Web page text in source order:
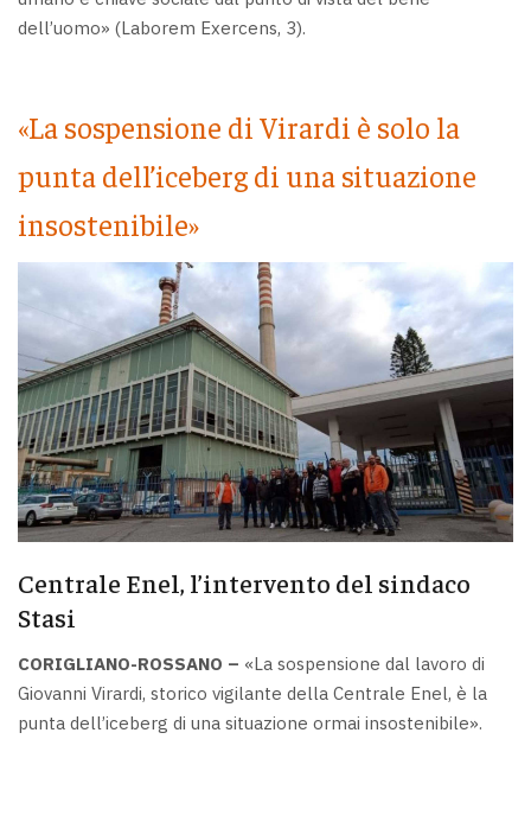
dell’uomo» (Laborem Exercens, 3).
«La sospensione di Virardi è solo la
punta dell’iceberg di una situazione
insostenibile»
Centrale Enel, l’intervento del sindaco
Stasi
CORIGLIANO-ROSSANO – «La sospensione dal lavoro di
Giovanni Virardi, storico vigilante della Centrale Enel, è la
punta dell’iceberg di una situazione ormai insostenibile».